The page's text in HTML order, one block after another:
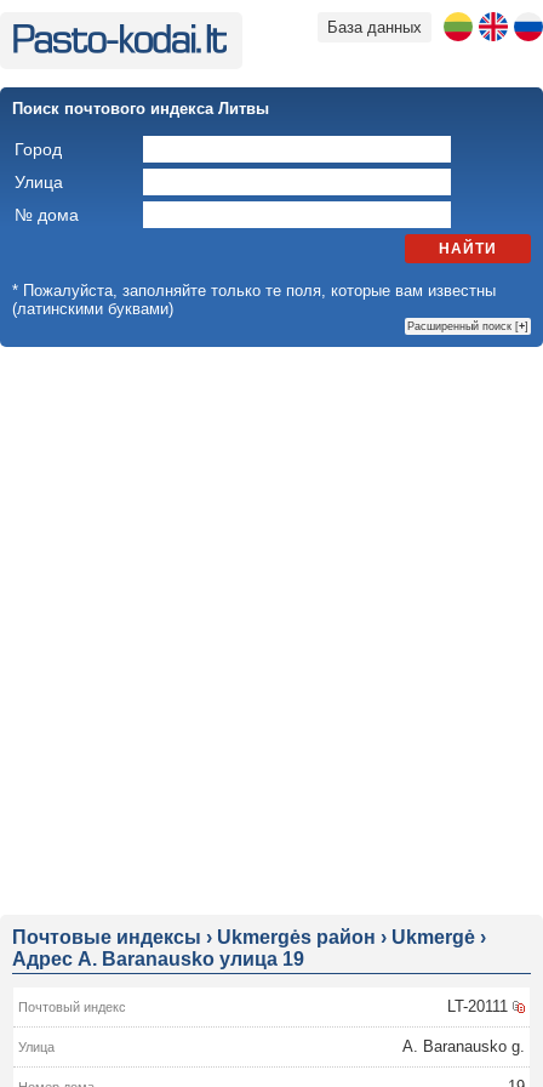
База данных
Поиск почтового индекса Литвы
Город
Улица
№ дома
НАЙТИ
* Пожалуйста, заполняйте только те поля, которые вам известны
(латинскими буквами)
Расширенный поиск [+]
Почтовые индексы › Ukmergės район › Ukmergė ›
Адрес A. Baranausko улица 19
LT-20111
A. Baranausko g.